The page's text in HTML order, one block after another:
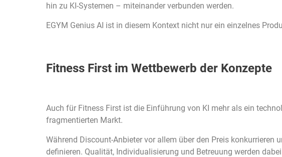
hin zu KI-Systemen – miteinander verbunden werden.
EGYM Genius AI ist in diesem Kontext nicht nur ein einzelnes
Fitness First im Wettbewerb der Konzepte
Auch für Fitness First ist die Einführung von KI mehr als ein
fragmentierten Markt.
Während Discount-Anbieter vor allem über den Preis
definieren. Qualität, Individualisierung und Betreuung werden